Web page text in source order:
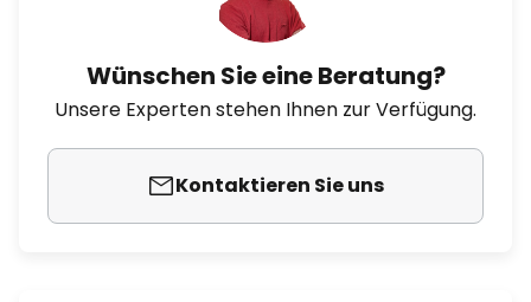
Wünschen Sie eine Beratung?
Unsere Experten stehen Ihnen zur Verfügung.
Kontaktieren Sie uns